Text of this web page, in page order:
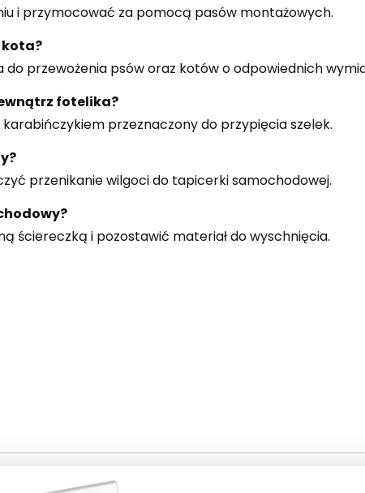
i przymocować za pomocą pasów montażowych.
kota?
przewożenia psów oraz kotów o odpowiednich
fotelika?
przeznaczony do przypięcia szelek.
przenikanie wilgoci do tapicerki samochodowej.
ściereczką i pozostawić materiał do wyschnięcia.